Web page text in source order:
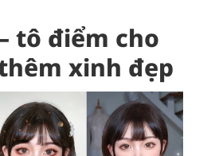
tô điểm cho
xinh đẹp